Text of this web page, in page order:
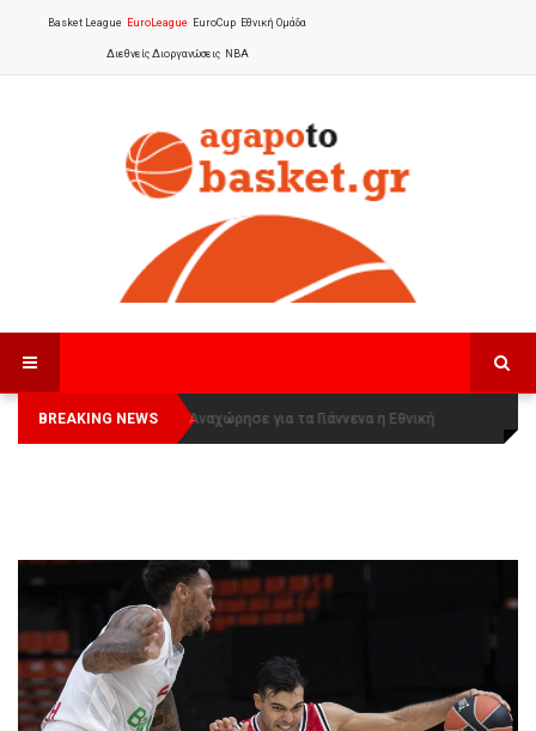
Basket League EuroLeague EuroCup Εθνική Ομάδα
Διεθνείς Διοργανώσεις NBA
BREAKING NEWS
Οι Πάνθηρες Καβάλας στην Women
Basketball League 1
Αναχώρησε για τα Γιάννενα η Εθνική
Γυναικών: